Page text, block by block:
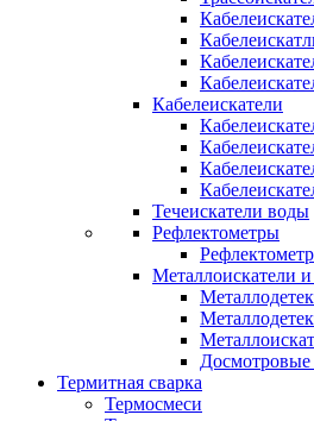
Кабелеискатели
Течеискатели воды
Рефлектометры
Металлоискатели
Досмотровые
Термитная сварка
Термосмеси